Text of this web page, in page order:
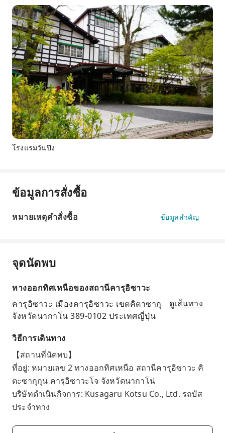
โรงแรมวันปิง
ข้อมูลการสั่งซื้อ
หมายเหตุคำสั่งซื้อ ข้อมูลสำคัญ
จุดนัดพบ
ทางออกทิศเหนือของสถานีคารุอิซาวะ
คารุอิซาวะ เมืองคารุอิซาวะ เขตคิตาซากุ
จังหวัดนากาโน 389-0102 ประเทศญี่ปุ่น
ดูเส้นทาง
วิธีการเดินทาง
【สถานที่นัดพบ】
ที่อยู่: หมายเลข 2 ทางออกทิศเหนือ สถานีคารุอิซาวะ คิ
ตะซากุกุน คารุอิซาวะโจ จังหวัดนากาโน่
บริษัทดำเนินกิจการ: Kusagaru Kotsu Co., Ltd. รถบัส
ประจำทาง